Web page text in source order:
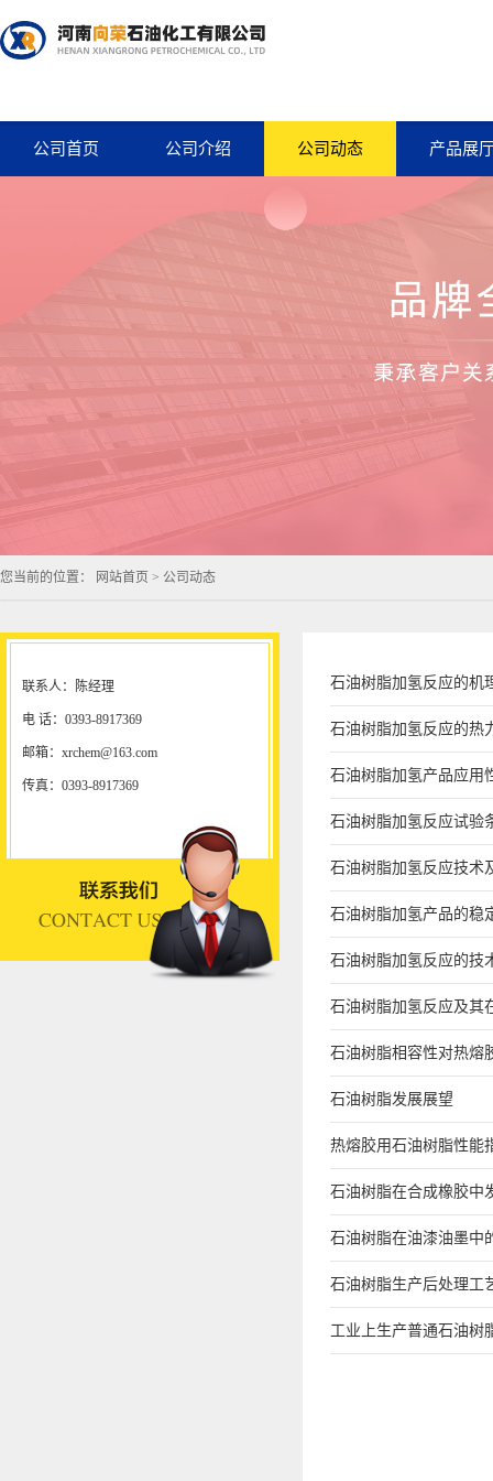
公司首页 公司介绍 公司动态 产品展
您当前的位置： 网站首页 > 公司动态
联系人：陈经理
电 话：0393-8917369
邮箱：xrchem@163.com
传真：0393-8917369
石油树脂加氢反应的机
石油树脂加氢反应的热
石油树脂加氢产品应用
石油树脂加氢反应试验
石油树脂加氢反应技术
石油树脂加氢产品的稳
石油树脂加氢反应的技
石油树脂加氢反应及其
石油树脂相容性对热熔
石油树脂发展展望
热熔胶用石油树脂性能
石油树脂在合成橡胶中
石油树脂在油漆油墨中
石油树脂生产后处理工
工业上生产普通石油树